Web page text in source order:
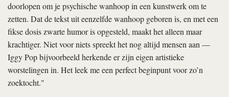
doorlopen om je psychische wanhoop in een kunstwerk om te
zetten. Dat de tekst uit eenzelfde wanhoop geboren is, en met een
fikse dosis zwarte humor is opgesteld, maakt het alleen maar
krachtiger. Niet voor niets spreekt het nog altijd mensen aan —
Iggy Pop bijvoorbeeld herkende er zijn eigen artistieke
worstelingen in. Het leek me een perfect beginpunt voor zo’n
zoektocht."